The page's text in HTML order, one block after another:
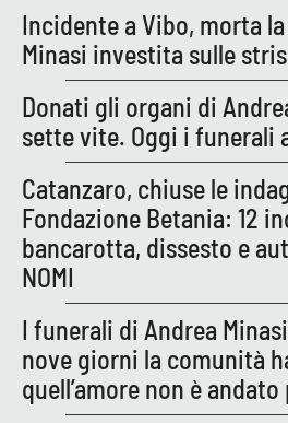
Incidente a Vibo, morta
Minasi investita sulle
Donati gli organi di
sette vite. Oggi i funerali
Catanzaro, chiuse le
Fondazione Betania: 12
bancarotta, dissesto e
NOMI
I funerali di Andrea
nove giorni la comunità
quell’amore non è